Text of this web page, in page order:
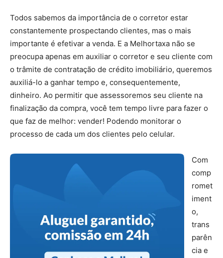
Todos sabemos da importância de o corretor estar
constantemente prospectando clientes, mas o mais
importante é efetivar a venda. E a Melhortaxa não se
preocupa apenas em auxiliar o corretor e seu cliente com
o trâmite de contratação de crédito imobiliário, queremos
auxiliá-lo a ganhar tempo e, consequentemente,
dinheiro. Ao permitir que assessoremos seu cliente na
finalização da compra, você tem tempo livre para fazer o
que faz de melhor: vender! Podendo monitorar o
processo de cada um dos clientes pelo celular.
Com
comp
romet
iment
o,
trans
parên
cia e